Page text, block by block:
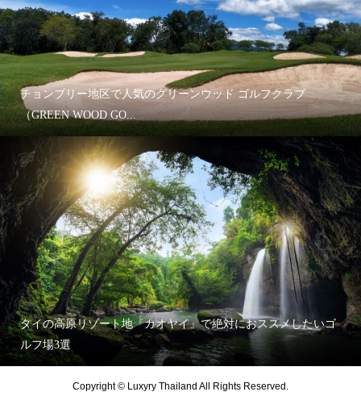
チョンブリー地区で人気のグリーンウッド ゴルフクラブ
（GREEN WOOD GO...
タイの高原リゾート地『カオヤイ』で絶対におススメしたいゴ
ルフ場3選
Copyright © Luxyry Thailand All Rights Reserved.